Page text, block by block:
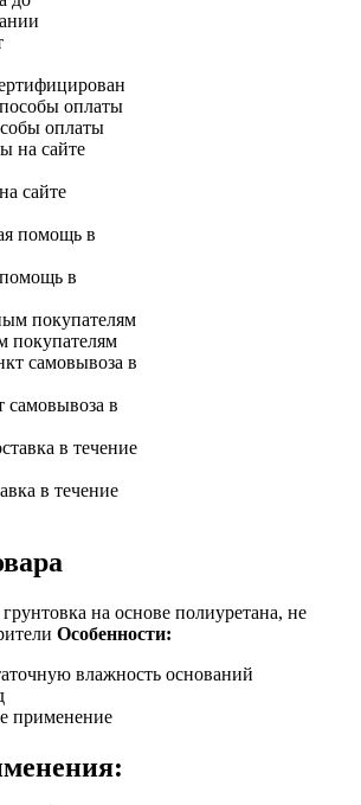
оплаты
сайте
в
покупателям
в
в течение
на основе полиуретана, не
Особенности:
влажность оснований
применение